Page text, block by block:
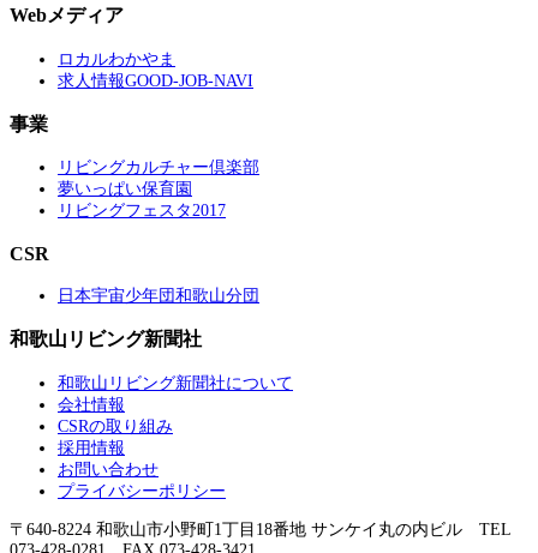
Webメディア
ロカルわかやま
求人情報GOOD-JOB-NAVI
事業
リビングカルチャー倶楽部
夢いっぱい保育園
リビングフェスタ2017
CSR
日本宇宙少年団和歌山分団
和歌山リビング新聞社
和歌山リビング新聞社について
会社情報
CSRの取り組み
採用情報
お問い合わせ
プライバシーポリシー
〒640-8224 和歌山市小野町1丁目18番地 サンケイ丸の内ビル TEL